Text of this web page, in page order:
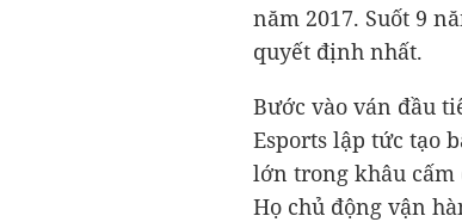
năm 2017. Suốt 9
quyết định nhất.
Bước vào ván đầu
Esports lập tức tạo
lớn trong khâu cấm
Họ chủ động vận